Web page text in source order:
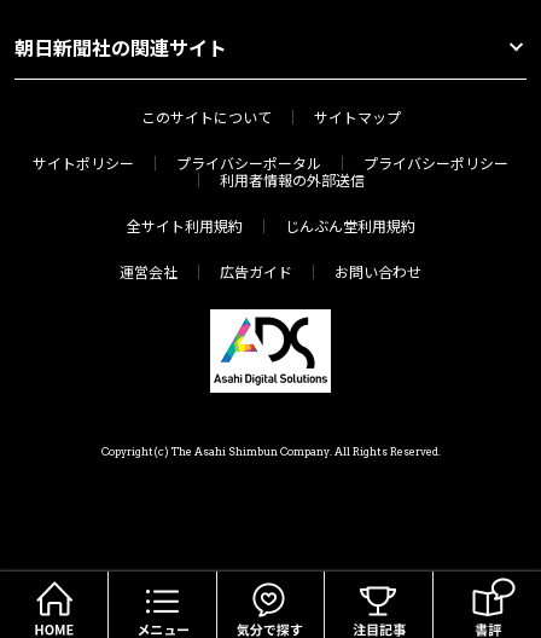
朝日新聞社の関連サイト
このサイトについて サイトマップ
サイトポリシー プライバシーポータル
プライバシーポリシー
利用者情報の外部送信
全サイト利用規約 じんぶん堂利用規約
運営会社 広告ガイド お問い合わせ
Copyright(c) The Asahi Shimbun Company. All Rights Reserved.